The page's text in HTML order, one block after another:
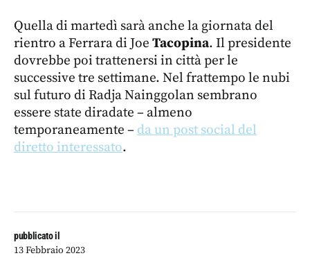
pubblicato il
13 Febbraio 2023
Quella di martedì sarà anche la giornata del
rientro a Ferrara di Joe Tacopina. Il presidente
dovrebbe poi trattenersi in città per le
successive tre settimane. Nel frattempo le nubi
sul futuro di Radja Nainggolan sembrano
essere state diradate – almeno
temporaneamente – da un post social del
diretto interessato.